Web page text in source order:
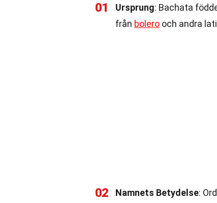
01 Ursprung: Bachata
från bolero och andra
02 Namnets Betydelse: